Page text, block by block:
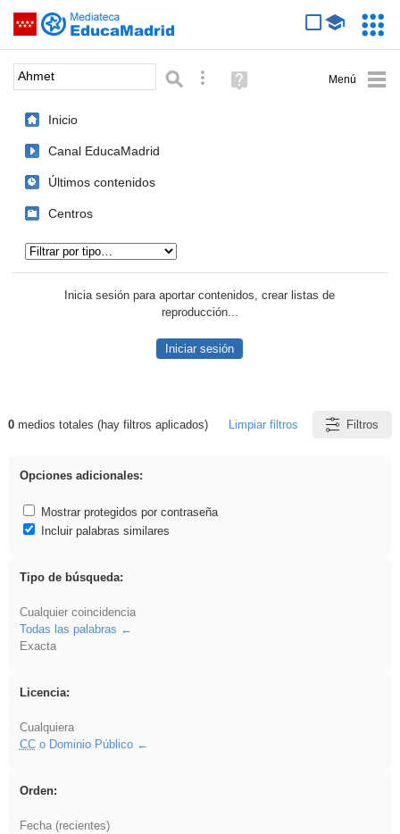
Saltar navegación
Palabra o frase: Búsqueda avanzada
Ayuda
(en
Inicio
Canal EducaMadrid
Últimos contenidos
Centros
Inicia sesión para aportar contenidos, crear listas de
reproducción...
Iniciar sesión
Resultados de: Ahmet
0medios totales (hay filtros aplicados) Limpiar filtros Filtros
Opciones adicionales:
Mostrar protegidos por contraseña
Incluir palabras similares
Tipo de búsqueda:
Cualquier coincidencia
Todas las palabras
Exacta
Licencia:
Cualquiera
CCo Dominio Público
Orden:
Fecha (recientes)